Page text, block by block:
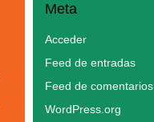
Meta
Acceder
Feed de entradas
Feed de comentarios
WordPress.org